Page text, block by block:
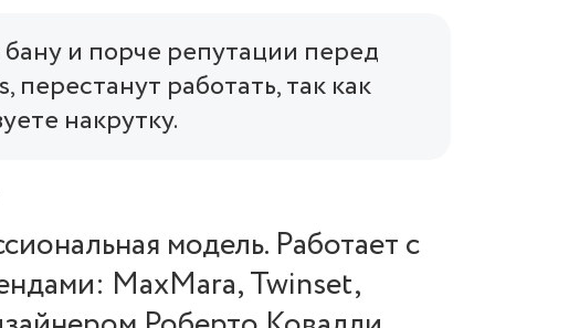
и порче репутации перед
работать, так как
накрутку.
модель. Работает с
MaxMara, Twinset,